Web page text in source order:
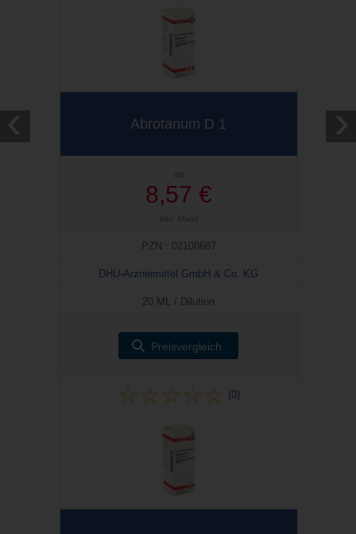
Abrotanum D 1
ab
8,57 €
inkl. Mwst
PZN : 02108687
DHU-Arzneimittel GmbH & Co. KG
20 ML / Dilution
Preisvergleich
(0)